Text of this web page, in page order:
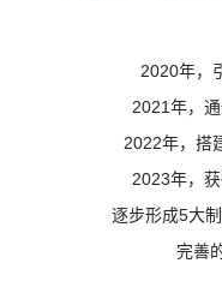
2020年，
2021年，
2022年，搭
2023年，
逐步形成5大
完善